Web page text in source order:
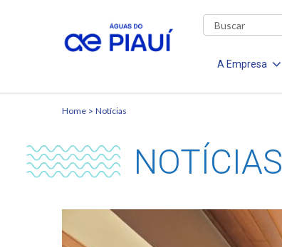
A Empresa
Home Notícias
NOTÍCIAS